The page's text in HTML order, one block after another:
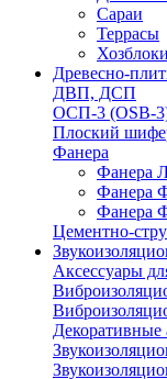
Сараи
Террасы
Хозблоки
Древесно-
ДВП, ДСП
ОСП-3 (OSB-
Плоский
Фанера
Фанера
Фанера
Фанера
Цементно-
Аксессуары
Декоративные